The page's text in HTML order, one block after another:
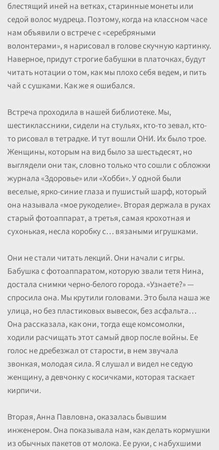
блестящий иней на ветках, старинные монеты или
седой волос мудреца. Поэтому, когда на классном часе
нам объявили о встрече с «серебряными
волонтерами», я нарисовал в голове скучную картинку.
Наверное, придут строгие бабушки в платочках, будут
читать нотации о том, как мы плохо себя ведем, и пить
чай с сушками. Как же я ошибался.
Встреча проходила в нашей библиотеке. Мы,
шестиклассники, сидели на стульях, кто-то зевал, кто-
то рисовал в тетрадке. И тут вошли ОНИ. Их было трое.
Женщины, которым на вид было за шестьдесят, но
выглядели они так, словно только что сошли с обложки
журнала «Здоровье» или «Хобби». У одной были
веселые, ярко-синие глаза и пушистый шарф, который
она называла «мое рукоделие». Вторая держала в руках
старый фотоаппарат, а третья, самая крохотная и
сухонькая, несла коробку с… вязаными игрушками.
Они не стали читать лекций. Они начали с игры.
Бабушка с фотоаппаратом, которую звали тетя Нина,
достала снимки черно-белого города. «Узнаете?» —
спросила она. Мы крутили головами. Это была наша же
улица, но без пластиковых вывесок, без асфальта…
Она рассказала, как они, тогда еще комсомолки,
ходили расчищать этот самый двор после войны. Ее
голос не дребезжал от старости, в нем звучала
звонкая, молодая сила. Я слушал и видел не седую
женщину, а девчонку с косичками, которая таскает
кирпичи.
Вторая, Анна Павловна, оказалась бывшим
инженером. Она показывала нам, как делать кормушки
из обычных пакетов от молока. Ее руки, с набухшими